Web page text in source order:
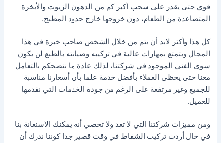
قوي حتى يقدر على سحب أكبر كم من الدهون الزيوت والأبخرة
المتصاعدة من الطعام، دون خروجها خارج حدود المطبخ.
كل هذا وأكثر لابد أن يتم من خلال الشخص صاحب خبرة في هذا
المجال ويتمتع بمهارات عالية في تركيبه وصيانته بالطبع لن يكون
سوى الفني الموجود في شركتنا، لذلك عادة ما ننصحكم بالتعامل
معنا حتى يحظى العملاء بأفضل خدمة علما بأن أسعارنا مناسبة
للجميع وغير مرتفعة على الرغم من جودة الخدمات التي نقدمها
للعميل.
ومن مميزات شركتنا التي لا تعد ولا تحصي أنه يمكنك الاستعانة بنا
في حال أردت تركيب الشفاط في وقت قصير جدا كوننا ندرك أن